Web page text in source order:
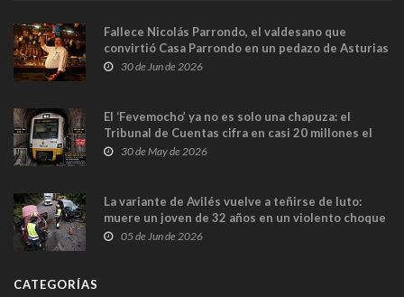
Fallece Nicolás Parrondo, el valdesano que
convirtió Casa Parrondo en un pedazo de Asturias
en Madrid
30 de Jun de 2026
El ‘Fevemocho’ ya no es solo una chapuza: el
Tribunal de Cuentas cifra en casi 20 millones el
sobrecoste de los trenes que no cabían por los
30 de May de 2026
La variante de Avilés vuelve a teñirse de luto:
muere un joven de 32 años en un violento choque
frontal
05 de Jun de 2026
CATEGORÍAS